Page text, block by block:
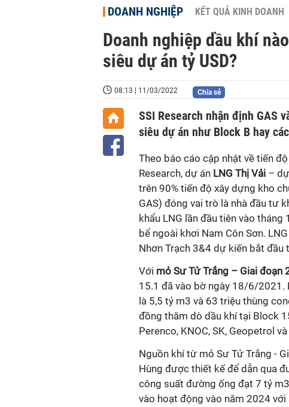
DOANH NGHIỆP KẾT QUẢ KINH DOANH
Doanh nghiệp dầu khí
siêu dự án tỷ USD?
08:13 | 11/03/2022 Chia sẻ
SSI Research nhận định GAS
siêu dự án như Block B hay
Theo báo cáo cập nhật về tiến
Research, dự án LNG Thị Vải –
trên 90% tiến độ xây dựng kho
GAS) đóng vai trò là nhà đầu tư
khẩu LNG lần đầu tiên vào
bể ngoài khơi Nam Côn Sơn.
Nhơn Trạch 3&4 dự kiến bắt đầu
Với mỏ Sư Tử Trắng – Giai đoạn
15.1 đã vào bờ ngày 18/6/
là 5,5 tỷ m3 và 63 triệu thùng
đồng thăm dò dầu khí tại Block
Perenco, KNOC, SK, Geopetrol
Nguồn khí từ mỏ Sư Tử Trắng -
Hùng được thiết kế để dẫn qua
công suất đường ống đạt 7 tỷ
vào hoạt động vào năm 2024